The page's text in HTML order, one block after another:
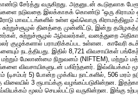
சேர்த்து வருகிறது. அதனுடன் கூடுதலாக
நடுவதை இலக்காகக் கொண்டு “ஒரு கிராமம்
மாவட்டங்களில் உள்ள ஒவ்வொரு
தினத்தை முன்னிட்டு, இன்று
சுற்றுச்சூழல் ஆர்வலர்கள், வனத்துறை
பராமரிக்கப்பட உள்ளன. காவேரி
நடத்தியது. இதில் 8,721 விவசாயிகள்
மேலாண்மை நிறுவனம் (NIFTEM), மற்றும்
விவசாயிகளுடன் பகிர்ந்தனர்.
5) போன்ற முக்கிய நாட்களில், 506 மரம்
3 ரூபாய்க்கு வழங்கப்படுகின்றன.
மூலம் செயல்பட்டு வருகின்றன. இங்கு